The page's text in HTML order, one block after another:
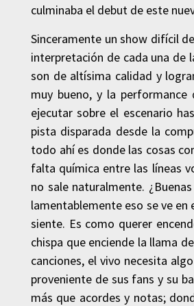
culminaba el debut de este
Sinceramente un show difícil
interpretación de cada una de
son de altísima calidad y
muy bueno, y la
ejecutar sobre el escenario
pista disparada desde la
todo ahí es donde las cosas
falta química entre las líneas
no sale naturalmente.
lamentablemente eso se ve
siente. Es como querer
chispa que enciende la llama
canciones, el vivo necesita
proveniente de sus fans y su
más que acordes y notas;